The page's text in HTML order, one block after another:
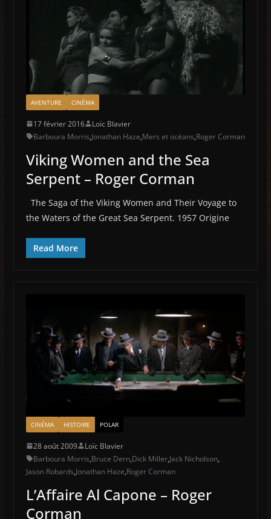
AVENTURE CINÉMA
17 février 2016
Loïc Blavier
Barboura Morris,Jonathan Haze,Mers et océans,Roger Corman
Viking Women and the Sea
Serpent – Roger Corman
The Saga of the Viking Women and Their Voyage to
the Waters of the Great Sea Serpent. 1957 Origine
Read More
CINÉMA HISTOIRE POLAR
28 août 2009
Loïc Blavier
Barboura Morris,Bruce Dern,Dick Miller,Jack Nicholson,
Jason Robards,Jonathan Haze,Roger Corman
L’Affaire Al Capone – Roger
Corman